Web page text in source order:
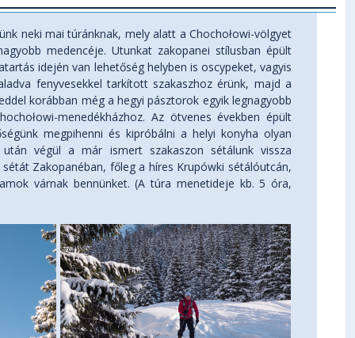
neki mai túránknak, mely alatt a Chochołowi-völgyet
medencéje. Utunkat zakopanei stílusban épült
idején van lehetőség helyben is oscypeket, vagyis
fenyvesekkel tarkított szakaszhoz érünk, majd a
korábban még a hegyi pásztorok egyik legnagyobb
menedékházhoz. Az ötvenes években épült
megpihenni és kipróbálni a helyi konyha olyan
után végül a már ismert szakaszon sétálunk vissza
Zakopanéban, főleg a híres Krupówki sétálóutcán,
várnak bennünket. (A túra menetideje kb. 5 óra,